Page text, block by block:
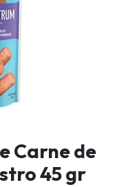
Carne de
45 gr